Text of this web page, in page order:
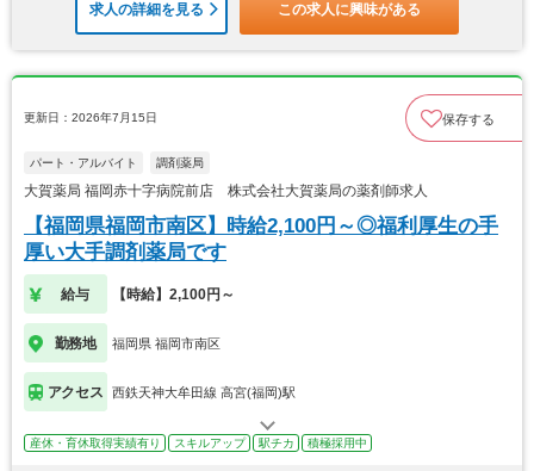
求人の詳細を見る この求人に興味がある
更新日：2026年7月15日 保存する
パート・アルバイト 調剤薬局
大賀薬局 福岡赤十字病院前店 株式会社大賀薬局の薬剤師求人
【福岡県福岡市南区】時給2,100円～◎福利厚生の手
厚い大手調剤薬局です
給与 【時給】2,100円～
勤務地 福岡県 福岡市南区
アクセス 西鉄天神大牟田線 高宮(福岡)駅
産休・育休取得実績有り スキルアップ 駅チカ 積極採用中